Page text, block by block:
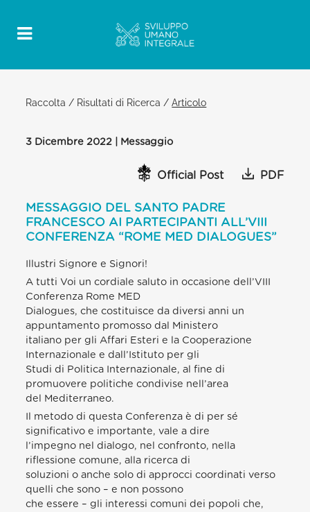
Raccolta / Risultati di Ricerca /Articolo
3 Dicembre 2022 | Messaggio
Official Post PDF
MESSAGGIO DEL SANTO PADRE
FRANCESCO AI PARTECIPANTI ALL’VIII
CONFERENZA “ROME MED DIALOGUES”
Illustri Signore e Signori!
A tutti Voi un cordiale saluto in occasione dell’VIII
Conferenza Rome MED
Dialogues, che costituisce da diversi anni un
appuntamento promosso dal Ministero
italiano per gli Affari Esteri e la Cooperazione
Internazionale e dall’Istituto per gli
Studi di Politica Internazionale, al fine di
promuovere politiche condivise nell’area
del Mediterraneo.
Il metodo di questa Conferenza è di per sé
significativo e importante, vale a dire
l’impegno nel dialogo, nel confronto, nella
riflessione comune, alla ricerca di
soluzioni o anche solo di approcci coordinati verso
quelli che sono – e non possono
che essere – gli interessi comuni dei popoli che,